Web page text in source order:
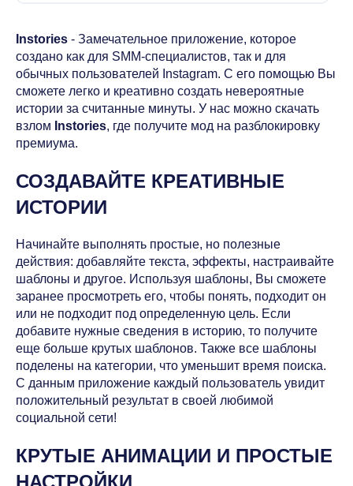
Instories - Замечательное приложение, которое
создано как для SMM-специалистов, так и для
обычных пользователей Instagram. С его помощью Вы
сможете легко и креативно создать невероятные
истории за считанные минуты. У нас можно скачать
взлом Instories, где получите мод на разблокировку
премиума.
СОЗДАВАЙТЕ КРЕАТИВНЫЕ
ИСТОРИИ
Начинайте выполнять простые, но полезные
действия: добавляйте текста, эффекты, настраивайте
шаблоны и другое. Используя шаблоны, Вы сможете
заранее просмотреть его, чтобы понять, подходит он
или не подходит под определенную цель. Если
добавите нужные сведения в историю, то получите
еще больше крутых шаблонов. Также все шаблоны
поделены на категории, что уменьшит время поиска.
С данным приложение каждый пользователь увидит
положительный результат в своей любимой
социальной сети!
КРУТЫЕ АНИМАЦИИ И ПРОСТЫЕ
НАСТРОЙКИ